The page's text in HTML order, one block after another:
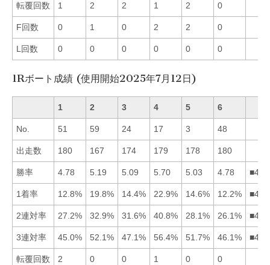
転覆回数 1 2 2 1 2 0
F回数 0 1 0 2 2 0
L回数 0 0 0 0 0 0
1Rボート成績 (使用開始2025年7月12日)
1 2 3 4 5 6
No. 51 59 24 17 3 48
出走数 180 167 174 179 178 180
勝率 4.78 5.19 5.09 5.70 5.03 4.78
1着率 12.8% 19.8% 14.4% 22.9% 14.6% 12.2%
2連対率 27.2% 32.9% 31.6% 40.8% 28.1% 26.1%
3連対率 45.0% 52.1% 47.1% 56.4% 51.7% 46.1%
転覆回数 2 0 0 1 0 0